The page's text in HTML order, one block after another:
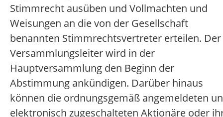
Stimmrecht ausüben und Vollmachten und
Weisungen an die von der Gesellschaft
benannten Stimmrechtsvertreter erteilen. Der
Versammlungsleiter wird in der
Hauptversammlung den Beginn der
Abstimmung ankündigen. Darüber hinaus
können die ordnungsgemäß angemeldeten
elektronisch zugeschalteten Aktionäre oder